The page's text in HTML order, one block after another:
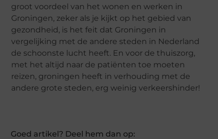
groot voordeel van het wonen en werken in
Groningen, zeker als je kijkt op het gebied van
gezondheid, is het feit dat Groningen in
vergelijking met de andere steden in Nederland
de schoonste lucht heeft. En voor de thuiszorg,
met het altijd naar de patiënten toe moeten
reizen, groningen heeft in verhouding met de
andere grote steden, erg weinig verkeershinder!
Goed artikel? Deel hem dan op: